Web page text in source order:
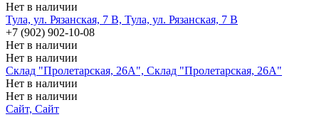
Нет в наличии
Тула, ул. Рязанская, 7 В, Тула, ул. Рязанская, 7 В
+7 (902) 902-10-08
Нет в наличии
Нет в наличии
Склад "Пролетарская, 26А", Склад "Пролетарская, 26А"
Нет в наличии
Нет в наличии
Сайт, Сайт